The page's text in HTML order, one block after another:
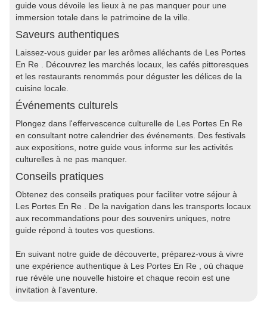
guide vous dévoile les lieux à ne pas manquer pour une
immersion totale dans le patrimoine de la ville.
Saveurs authentiques
Laissez-vous guider par les arômes alléchants de Les Portes
En Re . Découvrez les marchés locaux, les cafés pittoresques
et les restaurants renommés pour déguster les délices de la
cuisine locale.
Événements culturels
Plongez dans l'effervescence culturelle de Les Portes En Re
en consultant notre calendrier des événements. Des festivals
aux expositions, notre guide vous informe sur les activités
culturelles à ne pas manquer.
Conseils pratiques
Obtenez des conseils pratiques pour faciliter votre séjour à
Les Portes En Re . De la navigation dans les transports locaux
aux recommandations pour des souvenirs uniques, notre
guide répond à toutes vos questions.
En suivant notre guide de découverte, préparez-vous à vivre
une expérience authentique à Les Portes En Re , où chaque
rue révèle une nouvelle histoire et chaque recoin est une
invitation à l'aventure.